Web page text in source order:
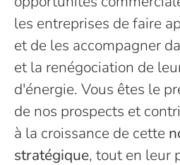
les entreprises de faire
et de les accompagner
et la renégociation de
d'énergie. Vous êtes le
de nos prospects et
à la croissance de cette
stratégique, tout en leur